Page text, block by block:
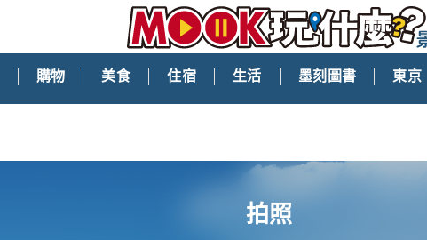
購物 美食 住宿 生活 墨刻圖書 東京
拍照